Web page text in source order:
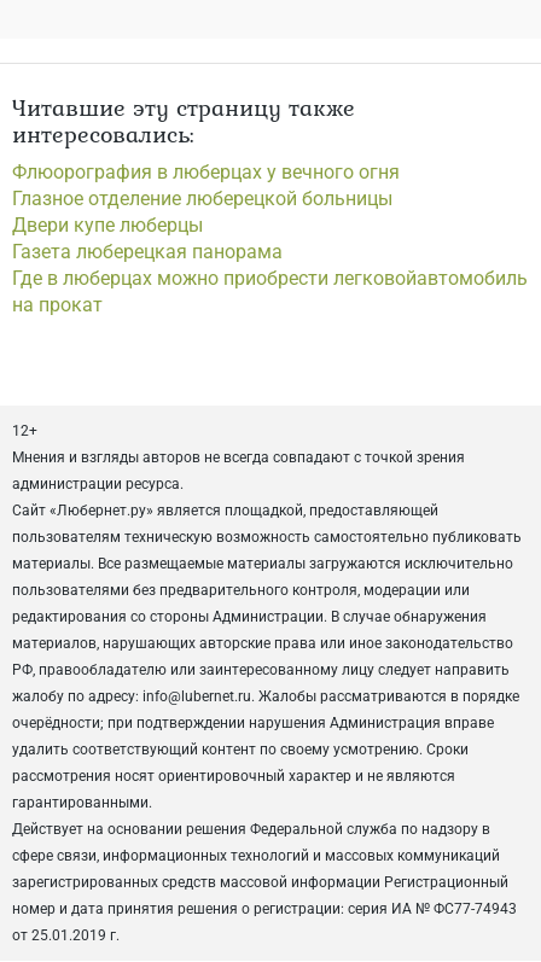
Читавшие эту страницу также
интересовались:
Флюорография в люберцах у вечного огня
Глазное отделение люберецкой больницы
Двери купе люберцы
Газета люберецкая панорама
Где в люберцах можно приобрести легковойавтомобиль
на прокат
12+
Мнения и взгляды авторов не всегда совпадают с точкой зрения
администрации ресурса.
Сайт «Любернет.ру» является площадкой, предоставляющей
пользователям техническую возможность самостоятельно публиковать
материалы. Все размещаемые материалы загружаются исключительно
пользователями без предварительного контроля, модерации или
редактирования со стороны Администрации. В случае обнаружения
материалов, нарушающих авторские права или иное законодательство
РФ, правообладателю или заинтересованному лицу следует направить
жалобу по адресу: info@lubernet.ru. Жалобы рассматриваются в порядке
очерёдности; при подтверждении нарушения Администрация вправе
удалить соответствующий контент по своему усмотрению. Сроки
рассмотрения носят ориентировочный характер и не являются
гарантированными.
Действует на основании решения Федеральной служба по надзору в
сфере связи, информационных технологий и массовых коммуникаций
зарегистрированных средств массовой информации Регистрационный
номер и дата принятия решения о регистрации: серия ИА № ФС77-74943
от 25.01.2019 г.